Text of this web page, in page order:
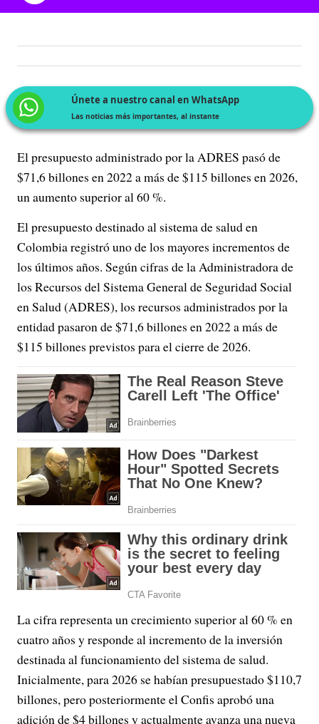
Únete a nuestro canal en WhatsApp
Las noticias más importantes, al instante
El presupuesto administrado por la ADRES pasó de
$71,6 billones en 2022 a más de $115 billones en 2026,
un aumento superior al 60 %.
El presupuesto destinado al sistema de salud en
Colombia registró uno de los mayores incrementos de
los últimos años. Según cifras de la Administradora de
los Recursos del Sistema General de Seguridad Social
en Salud (ADRES), los recursos administrados por la
entidad pasaron de $71,6 billones en 2022 a más de
$115 billones previstos para el cierre de 2026.
La cifra representa un crecimiento superior al 60 % en
cuatro años y responde al incremento de la inversión
destinada al funcionamiento del sistema de salud.
Inicialmente, para 2026 se habían presupuestado $110,7
billones, pero posteriormente el Confis aprobó una
adición de $4 billones y actualmente avanza una nueva